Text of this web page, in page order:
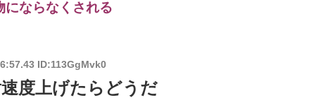
にならなくされる
ID:113GgMvk0
度上げたらどうだ